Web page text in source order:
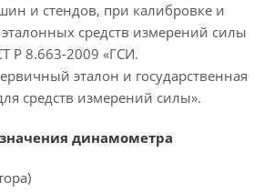
и стендов, при калибровке и
эталонных средств измерений силы
Р 8.663-2009 «ГСИ.
эталон и государственная
средств измерений силы».
динамометра